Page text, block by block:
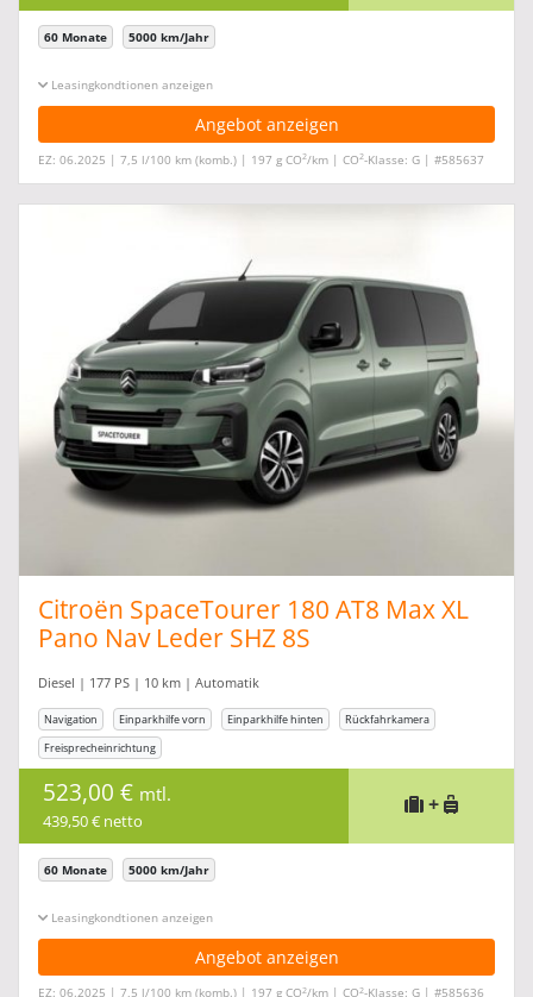
60 Monate 5000 km/Jahr
Leasingkonditionen ein-/ausblenden
Angebot anzeigen
EZ: 06.2025 | 7,5 l/100 km (komb.) | 197 g CO2/km | CO2-Klasse: G | #585637
Citroën SpaceTourer 180 AT8 Max XL
Pano Nav Leder SHZ 8S
Diesel | 177 PS | 10 km | Automatik
Navigation Einparkhilfe vorn Einparkhilfe hinten
Rückfahrkamera
Freisprecheinrichtung
523,00 € mtl.
439,50 € netto
+
60 Monate 5000 km/Jahr
Leasingkonditionen ein-/ausblenden
Angebot anzeigen
EZ: 06.2025 | 7,5 l/100 km (komb.) | 197 g CO2/km | CO2-Klasse: G | #585636